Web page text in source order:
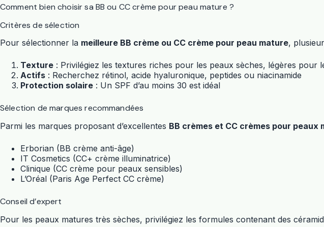
Comment bien choisir sa BB ou CC crème pour peau mature ?
Critères de sélection
Pour sélectionner la meilleure BB crème ou CC crème pour peau mature,
Texture : Privilégiez les textures riches pour les peaux sèches, légères pour
Actifs : Recherchez rétinol, acide hyaluronique, peptides ou niacinamide
Protection solaire : Un SPF d’au moins 30 est idéal
Sélection de marques recommandées
Parmi les marques proposant d’excellentes BB crèmes et CC crèmes pour peaux
Erborian (BB crème anti-âge)
IT Cosmetics (CC+ crème illuminatrice)
Clinique (CC crème pour peaux sensibles)
L’Oréal (Paris Age Perfect CC crème)
Conseil d’expert
Pour les peaux matures très sèches, privilégiez les formules contenant des